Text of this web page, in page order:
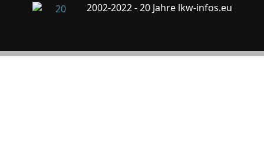
2002-2022 - 20 Jahre lkw-infos.eu